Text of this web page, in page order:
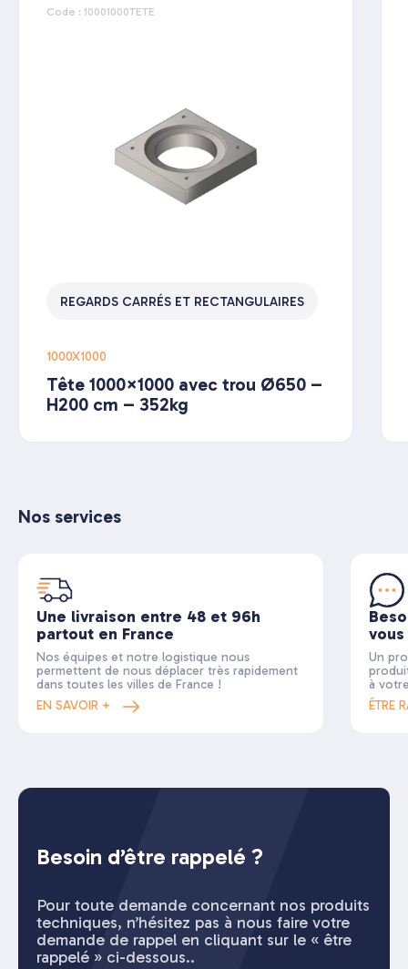
Code : 10001000TETE
REGARDS CARRÉS ET RECTANGULAIRES
1000X1000
Tête 1000×1000 avec trou Ø650 –
H200 cm – 352kg
Nos services
Une livraison entre 48 et 96h
partout en France
Nos équipes et notre logistique nous
permettent de nous déplacer très rapidement
dans toutes les villes de France !
EN SAVOIR +
Un
à
ÊTRE
Besoin d’être rappelé ?
Pour toute demande concernant nos produits
techniques, n’hésitez pas à nous faire votre
demande de rappel en cliquant sur le « être
rappelé » ci-dessous..